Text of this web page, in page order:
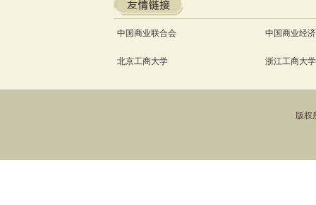
中国商业联合会 中国商业经
北京工商大学 浙江工商大学
版